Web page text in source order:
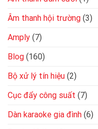
Âm thanh hội trường (3)
Amply (7)
Blog (160)
Bộ xử lý tín hiệu (2)
Cục đẩy công suất (7)
Dàn karaoke gia đình (6)